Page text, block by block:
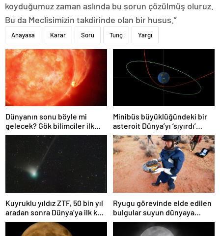
koyduğumuz zaman aslında bu sorun çözülmüş oluruz.
Bu da Meclisimizin takdirinde olan bir husus.”
Anayasa Karar Soru Tunç Yargı
Dünyanın sonu böyle mi
gelecek? Gök bilimciler ilk
kez sönen yıldızın gezegeni
yutmasına tanık oldu
Minibüs büyüklüğündeki bir
asteroit Dünya’yı ‘sıyırdı’
geçti
Kuyruklu yıldız ZTF, 50 bin yıl
aradan sonra Dünya’ya ilk kez
çok yaklaşacak
Ryugu görevinde elde edilen
bulgular suyun dünyaya
asteroitlerce getirilmiş
olabileceğini gösteriyor